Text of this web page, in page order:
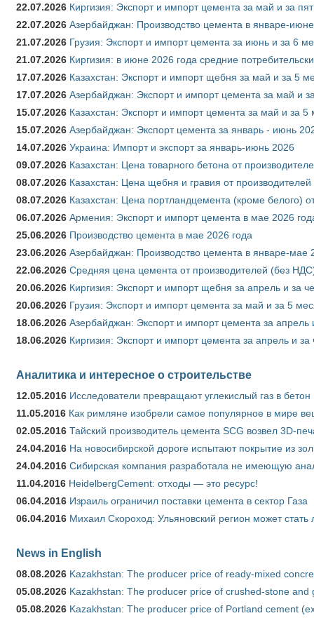
22.07.2026 Киргизия: Экспорт и импорт цемента за май и за
22.07.2026 Азербайджан: Производство цемента в январе-
21.07.2026 Грузия: Экспорт и импорт цемента за июнь и за 6
21.07.2026 Киргизия: в июне 2026 года средние
17.07.2026 Казахстан: Экспорт и импорт щебня за май и за 5
17.07.2026 Азербайджан: Экспорт и импорт цемента за май и
15.07.2026 Казахстан: Экспорт и импорт цемента за май и за
15.07.2026 Азербайджан: Экспорт цемента за январь - июнь
14.07.2026 Украина: Импорт и экспорт за январь-июнь 2026
09.07.2026 Казахстан: Цена товарного бетона от
08.07.2026 Казахстан: Цена щебня и гравия от
08.07.2026 Казахстан: Цена портландцемента (кроме белого)
06.07.2026 Армения: Экспорт и импорт цемента в мае 2026
25.06.2026 Производство цемента в мае 2026 года
23.06.2026 Азербайджан: Производство цемента в январе-мае
22.06.2026 Средняя цена цемента от производителей (без
20.06.2026 Киргизия: Экспорт и импорт щебня за апрель и за
20.06.2026 Грузия: Экспорт и импорт цемента за май и за 5
18.06.2026 Азербайджан: Экспорт и импорт цемента за
18.06.2026 Киргизия: Экспорт и импорт цемента за апрель и
Аналитика и интересное о строительстве
12.05.2016 Исследователи превращают углекислый газ в бетон
11.05.2016 Как римляне изобрели самое популярное в мире
02.05.2016 Тайский производитель цемента SCG возвел 3D-
24.04.2016 На новосибирской дороге испытают покрытие из
24.04.2016 Сибирская компания разработала не имеющую
11.04.2016 HeidelbergCement: отходы — это ресурс!
06.04.2016 Израиль ограничил поставки цемента в сектор Газа
06.04.2016 Михаил Скороход: Ульяновский регион может
News in English
08.08.2026 Kazakhstan: The producer price of ready-mixed
05.08.2026 Kazakhstan: The producer price of crushed-stone and
05.08.2026 Kazakhstan: The producer price of Portland cement